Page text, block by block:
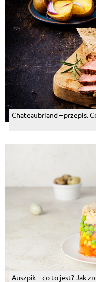
Chateaubriand – przepis.
Auszpik – co to jest? Jak